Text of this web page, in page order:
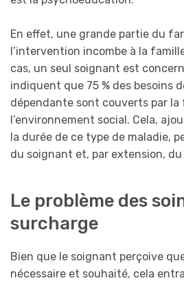
En effet, une grande partie du
l’intervention incombe à la
cas, un seul soignant est
indiquent que 75 % des besoins
dépendante sont couverts par la
l’environnement social. Cela,
la durée de ce type de maladie,
du soignant et, par extension,
Le problème des
surcharge
Bien que le soignant perçoive
nécessaire et souhaité, cela